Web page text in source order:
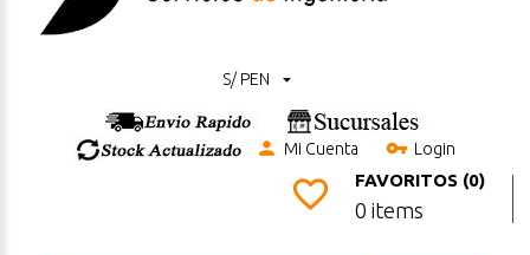
S/ PEN
Mi Cuenta Login
FAVORITOS (0)
0 items